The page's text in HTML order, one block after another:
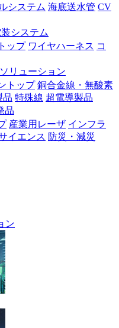
システム 海底送水管 CV
システム
ップ ワイヤハーネス コ
リューション
トップ 銅合金線・無酸素
品 特殊線 超電導製品
品
産業用レーザ インフラ
イエンス 防災・減災
ン